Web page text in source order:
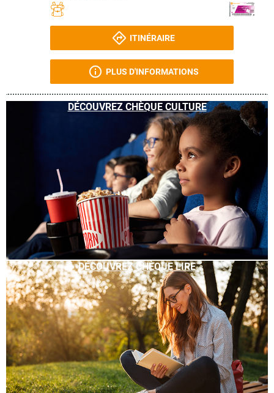
ITINÉRAIRE
PLUS D'INFORMATIONS
DÉCOUVREZ CHÈQUE CULTURE
DÉCOUVREZ CHÈQUE LIRE